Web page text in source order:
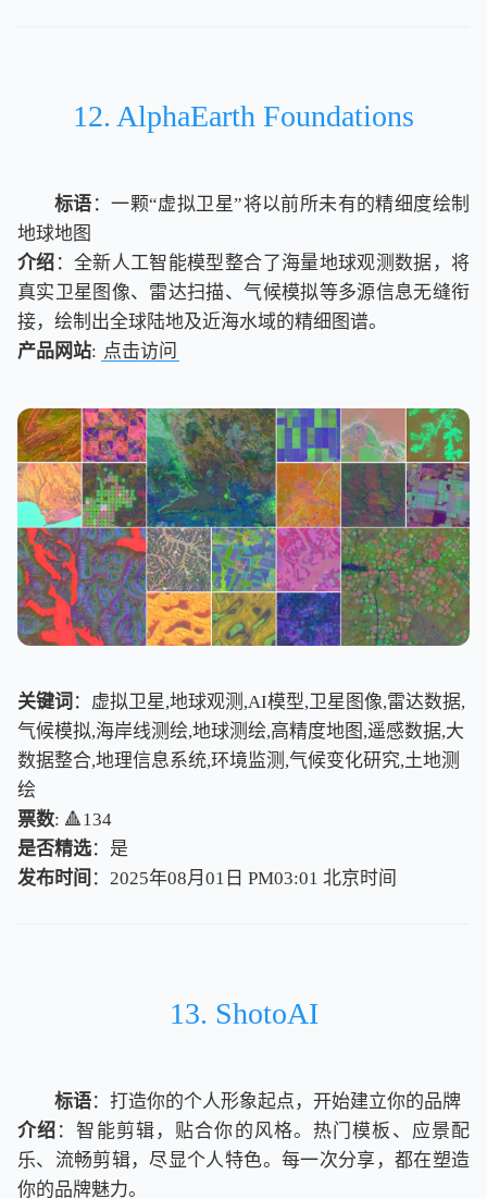
12. AlphaEarth Foundations
标语 ：一颗“虚拟卫星”将以前所未有的精细度绘制
地球地图
介绍 ：全新人工智能模型整合了海量地球观测数据，将
真实卫星图像、雷达扫描、气候模拟等多源信息无缝衔
接，绘制出全球陆地及近海水域的精细图谱。
产品网站: 点击访问
关键词 ：虚拟卫星,地球观测,AI模型,卫星图像,雷达数据,
气候模拟,海岸线测绘,地球测绘,高精度地图,遥感数据,大
数据整合,地理信息系统,环境监测,气候变化研究,土地测
绘
票数: 🔺134
是否精选：是
发布时间 ：2025年08月01日 PM03:01 北京时间
北京时间
13. ShotoAI
标语：打造你的个人形象起点，开始建立你的品牌
介绍 ：智能剪辑，贴合你的风格。热门模板、应景配
乐、流畅剪辑，尽显个人特色。每一次分享，都在塑造
你的品牌魅力。